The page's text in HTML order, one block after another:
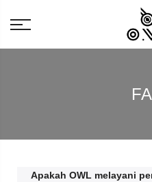
Apakah OWL melayani